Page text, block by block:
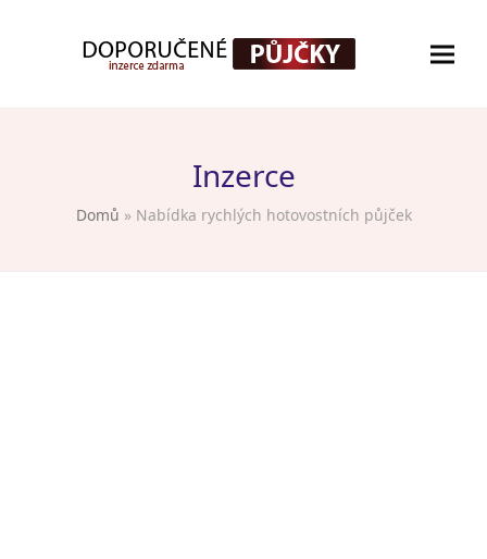
Inzerce
Domů » Nabídka rychlých hotovostních půjček